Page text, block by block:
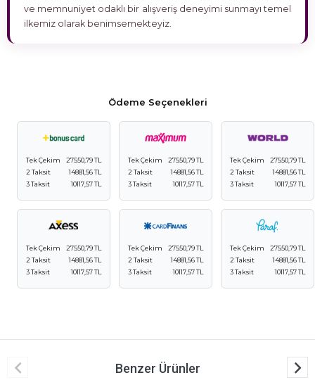
ve memnuniyet odaklı bir alışveriş deneyimi sunmayı temel
ilkemiz olarak benimsemekteyiz.
Ödeme Seçenekleri
Tek Çekim
27550,79 TL
2 Taksit
14881,56 TL
3 Taksit
10117,57 TL
Tek Çekim
27550,79 TL
2 Taksit
14881,56 TL
3 Taksit
10117,57 TL
Tek Çekim
27550,79 TL
2 Taksit
14881,56 TL
3 Taksit
10117,57 TL
Tek Çekim
27550,79 TL
2 Taksit
14881,56 TL
3 Taksit
10117,57 TL
Tek Çekim
27550,79 TL
2 Taksit
14881,56 TL
3 Taksit
10117,57 TL
Tek Çekim
27550,79 TL
2 Taksit
14881,56 TL
3 Taksit
10117,57 TL
Benzer Ürünler